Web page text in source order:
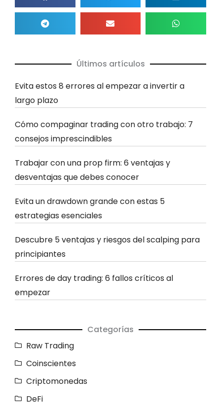
Últimos artículos
Evita estos 8 errores al empezar a invertir a
largo plazo
Cómo compaginar trading con otro trabajo: 7
consejos imprescindibles
Trabajar con una prop firm: 6 ventajas y
desventajas que debes conocer
Evita un drawdown grande con estas 5
estrategias esenciales
Descubre 5 ventajas y riesgos del scalping para
principiantes
Errores de day trading: 6 fallos críticos al
empezar
Categorías
Raw Trading
Coinscientes
Criptomonedas
DeFi